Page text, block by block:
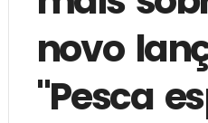
novo
"Pesca